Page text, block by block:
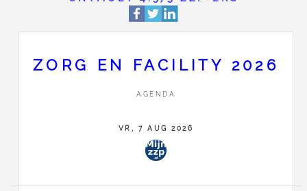
ZORG EN FACILITY 2026
AGENDA
VR, 7 AUG 2026